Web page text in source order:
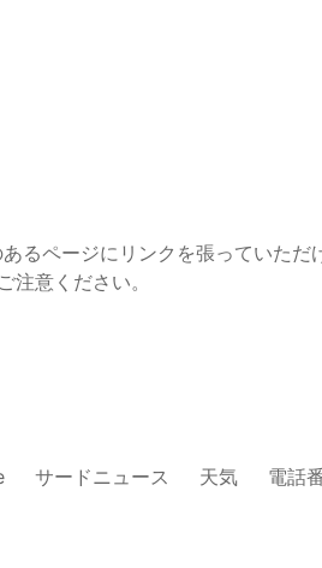
るページにリンクを張っていただ
注意ください。
サードニュース 天気 電話